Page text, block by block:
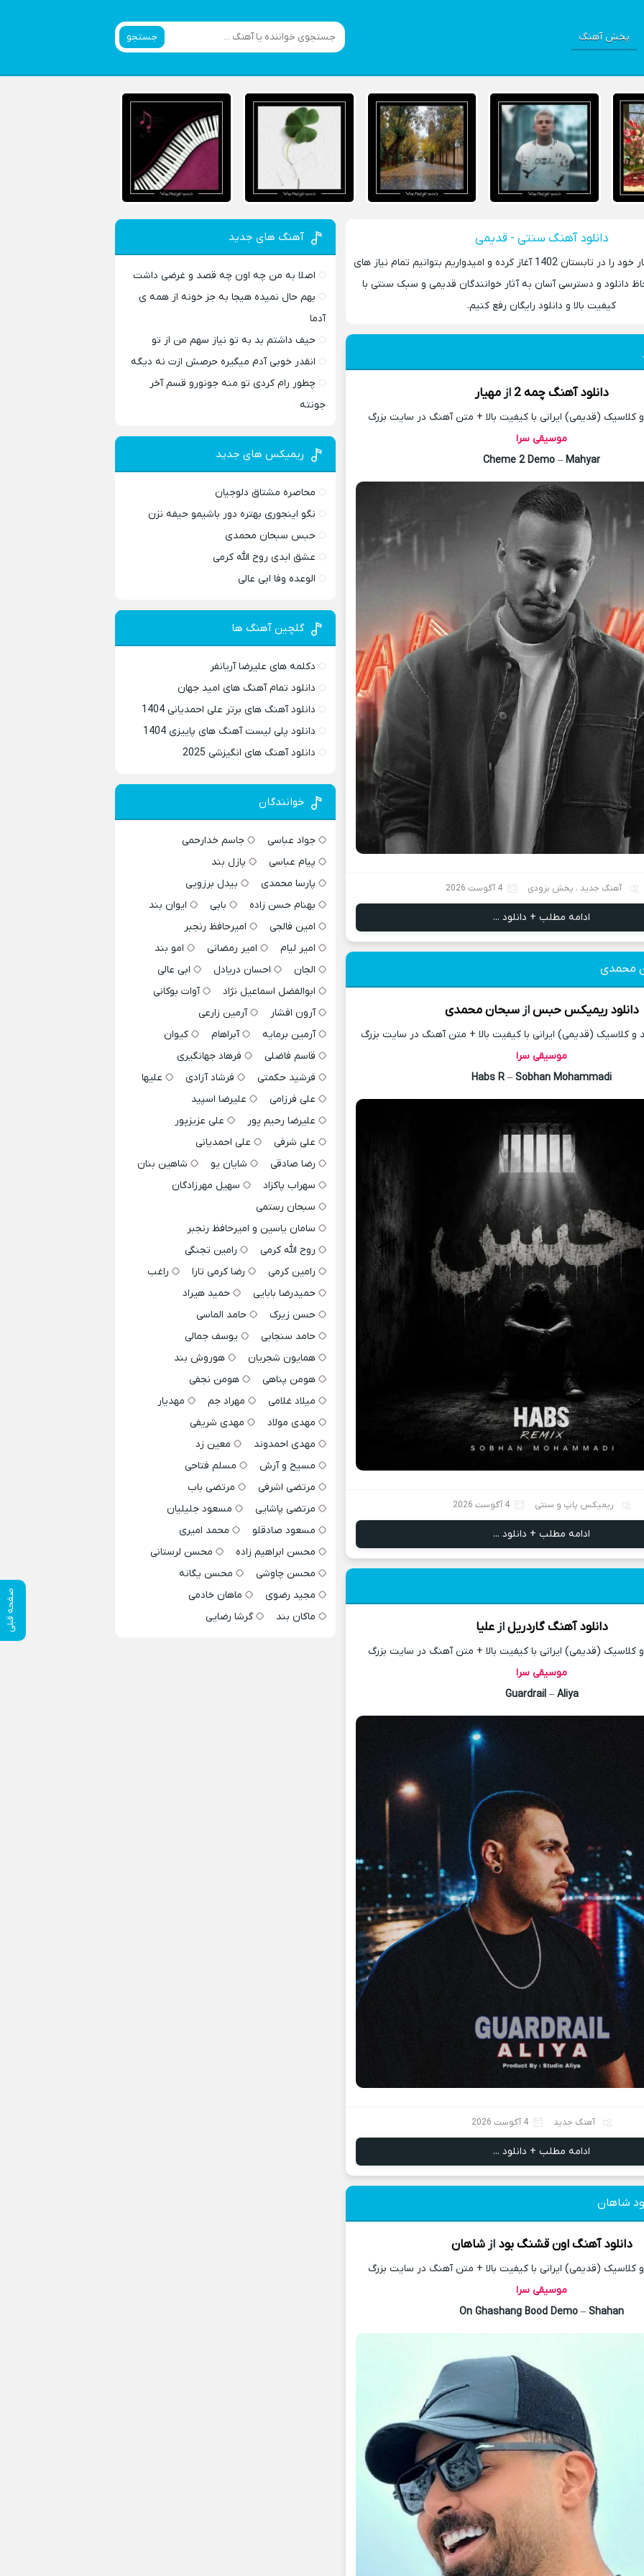
پخش آهنگ جستجو
دانلود آهنگ سنتی - قدیمی
سایت موسیقی سرا کار خود را در تابستان 1402 آغاز کرده و امیدواریم بتوانیم تمام نیاز های
دانلود و دسترسی آسان به آثار خوانندگان قدیمی و سبک سنتی با
کیفیت بالا و دانلود رایگان رفع کنیم.
دانلود آهنگچمه 2 ازمهیار
(قدیمی) ایرانی با کیفیت بالا + متن آهنگ در سایت بزرگ
موسیقی سرا
Cheme 2 Demo –Mahyar
آهنگ جدید ، پخش بزودی 4 آگوست 2026
ادامه مطلب + دانلود ...
محمدی
دانلودریمیکسحبسازسبحان محمدی
کلاسیک (قدیمی) ایرانی با کیفیت بالا + متن آهنگ در سایت بزرگ
موسیقی سرا
Habs R –Sobhan Mohammadi
ریمیکس پاپ و سنتی 4 آگوست 2026
ادامه مطلب + دانلود ...
دانلود آهنگگاردریلازعلیا
(قدیمی) ایرانی با کیفیت بالا + متن آهنگ در سایت بزرگ
موسیقی سرا
Guardrail– Aliya
آهنگ جدید 4 آگوست 2026
ادامه مطلب + دانلود ...
شاهان
دانلود آهنگاون قشنگ بود ازشاهان
(قدیمی) ایرانی با کیفیت بالا + متن آهنگ در سایت بزرگ
موسیقی سرا
On Ghashang Bood Demo –Shahan
صفحه قبلی
آهنگ های جدید
اصلا به من چه اون چه قصد و غرضی داشت
بهم حال نمیده هیجا به جز خونه از همه ی
آدما
حیف داشتم بد به تو نیاز سهم من از تو
انقدر خوبی آدم میگیره حرصش ازت نه دیگه
چطور رام کردی تو منه جونورو قسم آخر
جونته
ریمیکس های جدید
محاصره مشتاق دلوجیان
نگو اینجوری بهتره دور باشیمو حیفه نزن
حبس سبحان محمدی
عشق ابدی روح الله کرمی
الوعده وفا ابی عالی
گلچین آهنگ ها
دکلمه های علیرضا آریانفر
دانلود تمام آهنگ های امید جهان
دانلود آهنگ های برتر علی احمدیانی 1404
دانلود پلی لیست آهنگ های پاییزی 1404
دانلود آهنگ های انگیزشی 2025
خوانندگان
جواد عباسی
جاسم خدارحمی
پیام عباسی
پازل بند
پارسا محمدی
بیدل برزویی
بهنام حسن زاده
بابی
ایوان بند
امین فالجی
امیرحافظ رنجبر
امیر لیام
امیر رمضانی
امو بند
الجان
احسان دریادل
ابی عالی
ابوالفضل اسماعیل نژاد
آوات بوکانی
آرون افشار
آرمین زارعی
آرمین برمایه
آبراهام
کیوان
قاسم فاضلی
فرهاد جهانگیری
فرشید حکمتی
فرشاد آزادی
علیها
علی فرزامی
علیرضا اسپید
علیرضا رحیم پور
علی عزیزپور
علی شرفی
علی احمدیانی
رضا صادقی
شایان یو
شاهین بنان
سهراب پاکزاد
سهیل مهرزادگان
سبحان رستمی
سامان یاسین و امیرحافظ رنجبر
روح الله کرمی
رامین تجنگی
رامین کرمی
رضا کرمی تارا
راغب
حمیدرضا بابایی
حمید هیراد
حسن زیرک
حامد الماسی
حامد سنجابی
یوسف جمالی
همایون شجریان
هوروش بند
هومن پناهی
هومن نجفی
میلاد غلامی
مهراد جم
مهدیار
مهدی مولاد
مهدی شریفی
مهدی احمدوند
معین زد
مسیح و آرش
مسلم فتاحی
مرتضی اشرفی
مرتضی باب
مرتضی پاشایی
مسعود جلیلیان
مسعود صادقلو
محمد امیری
محسن ابراهیم زاده
محسن لرستانی
محسن چاوشی
محسن یگانه
مجید رضوی
ماهان خادمی
ماکان بند
گرشا رضایی